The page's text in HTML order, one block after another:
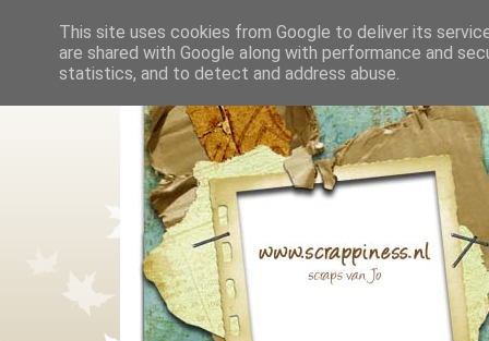
This site uses cookies from Google to deliver its
are shared with Google along with performance and
statistics, and to detect and address abuse.